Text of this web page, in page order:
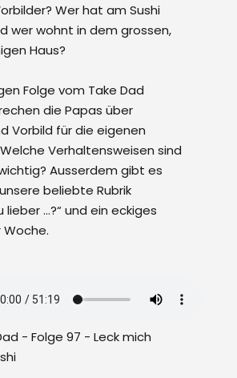
Wer hat am Sushi
wer wohnt in dem grossen,
Haus?
Folge vom Take Dad
die Papas über
Vorbild für die eigenen
Verhaltensweisen sind
Ausserdem gibt es
beliebte Rubrik
lieber …?“ und ein eckiges
Woche.
- Folge 97 - Leck mich